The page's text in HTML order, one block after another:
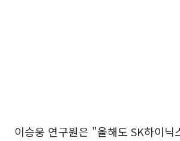
이승웅 연구원은 "올해도 SK하이닉